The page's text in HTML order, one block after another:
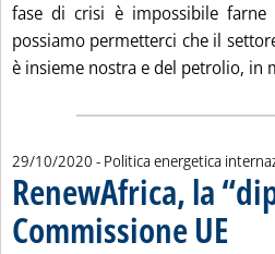
fase di crisi è impossibile
possiamo permetterci che il
è insieme nostra e del petrolio, in
29/10/2020 - Politica energetica
RenewAfrica, la
Commissione UE ..